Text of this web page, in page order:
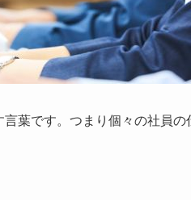
葉です。つまり個々の社員